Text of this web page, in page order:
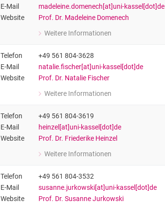
E-Mail
madeleine.domenech[at]uni-kassel[dot]de
Website
Prof. Dr. Madeleine Domenech
Weitere Informationen
zu Prof. Dr. Madeleine Domenech
Telefon
+49 561 804-3628
E-Mail
natalie.fischer[at]uni-kassel[dot]de
Website
Prof. Dr. Natalie Fischer
Weitere Informationen
zu Prof. Dr. Natalie Fischer
Telefon
+49 561 804-3619
E-Mail
heinzel[at]uni-kassel[dot]de
Website
Prof. Dr. Friederike Heinzel
Weitere Informationen
zu Prof. Dr. Friederike Heinzel
Telefon
+49 561 804-3532
E-Mail
susanne.jurkowski[at]uni-kassel[dot]de
Website
Prof. Dr. Susanne Jurkowski